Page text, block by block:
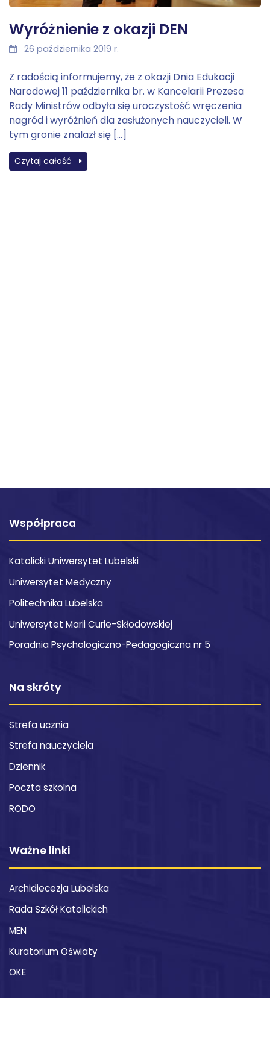
Wyróżnienie z okazji DEN
26 października 2019 r.
Z radością informujemy, że z okazji Dnia Edukacji
Narodowej 11 października br. w Kancelarii Prezesa
Rady Ministrów odbyła się uroczystość wręczenia
nagród i wyróżnień dla zasłużonych nauczycieli. W
tym gronie znalazł się […]
Czytaj całość
Współpraca
Katolicki Uniwersytet Lubelski
Uniwersytet Medyczny
Politechnika Lubelska
Uniwersytet Marii Curie-Skłodowskiej
Poradnia Psychologiczno-Pedagogiczna nr 5
Na skróty
Strefa ucznia
Strefa nauczyciela
Dziennik
Poczta szkolna
RODO
Ważne linki
Archidiecezja Lubelska
Rada Szkół Katolickich
MEN
Kuratorium Oświaty
OKE